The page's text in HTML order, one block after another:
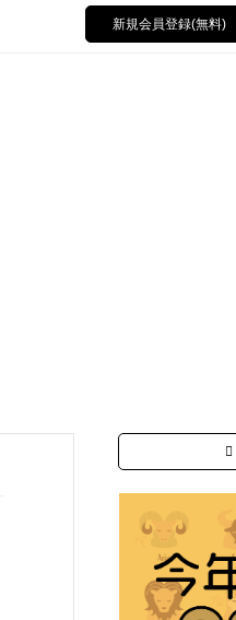
新規会員登録(無料)